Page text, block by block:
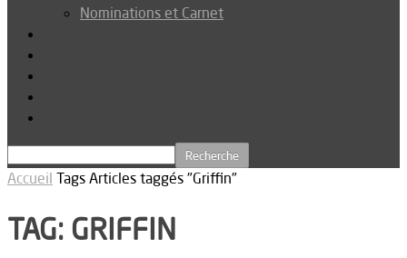
Nominations et Carnet
Accueil Tags Articles taggés "Griffin"
TAG: GRIFFIN